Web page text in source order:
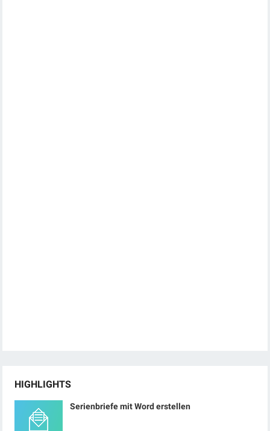
HIGHLIGHTS
Serienbriefe mit Word erstellen